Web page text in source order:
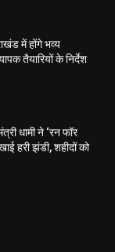
में होंगे भव्य
तैयारियों के निर्देश
धामी ने ‘रन फॉर
हरी झंडी, शहीदों को